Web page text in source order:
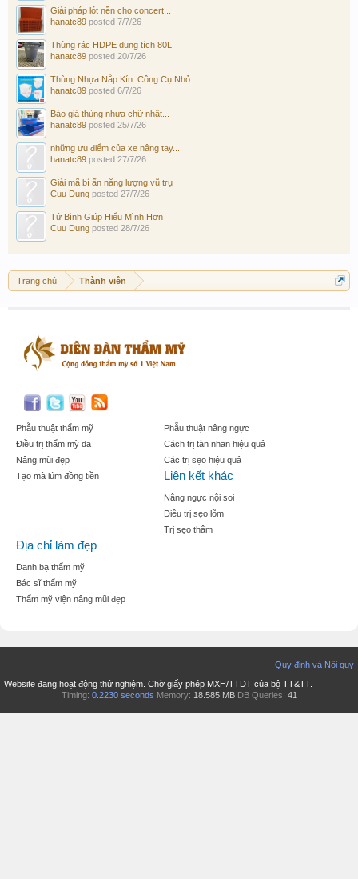
Giải pháp lót nền cho concert...
hanatc89 posted 7/7/26
Thùng rác HDPE dung tích 80L
hanatc89 posted 20/7/26
Thùng Nhựa Nắp Kín: Công Cụ Nhỏ...
hanatc89 posted 6/7/26
Báo giá thùng nhựa chữ nhật...
hanatc89 posted 25/7/26
những ưu điểm của xe nâng tay...
hanatc89 posted 27/7/26
Giải mã bí ẩn năng lượng vũ trụ
Cuu Dung posted 27/7/26
Tử Bình Giúp Hiểu Mình Hơn
Cuu Dung posted 28/7/26
Trang chủ Thành viên
Phẫu thuật thẩm mỹ
Điều trị thẩm mỹ da
Nâng mũi đẹp
Tạo mà lúm đồng tiền
Phẫu thuật nâng ngực
Cách trị tàn nhan hiệu quả
Các trị sẹo hiệu quả
Liên kết khác
Nâng ngực nội soi
Điều trị sẹo lõm
Trị sẹo thâm
Địa chỉ làm đẹp
Danh bạ thẩm mỹ
Bác sĩ thẩm mỹ
Thẩm mỹ viện nâng mũi đẹp
Quy định và Nội quy
Website đang hoạt động thử nghiệm. Chờ giấy phép MXH/TTDT của bộ TT&TT.
Timing: 0.2230 seconds Memory: 18.585 MB DB Queries: 41